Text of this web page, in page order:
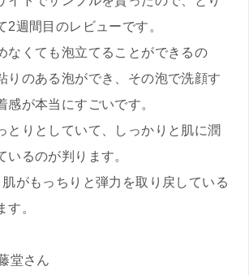
2週間目のレビューです。
なくても泡立てることができるの
りのある泡ができ、その泡で洗顔す
感が本当にすごいです。
とりとしていて、しっかりと肌に潤
いるのが判ります。
がもっちりと弾力を取り戻している
す。
堂さん